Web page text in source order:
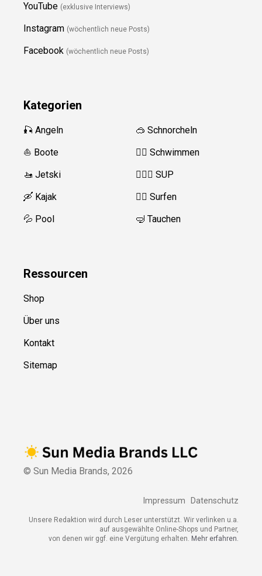
YouTube (exklusive Interviews)
Instagram (wöchentlich neue Posts)
Facebook (wöchentlich neue Posts)
Kategorien
🎣 Angeln
⛵️ Boote
🚤 Jetski
🛶 Kajak
💦 Pool
🥽 Schnorcheln
🏊‍♂️ Schwimmen
🏄‍♀️🛶 SUP
🏄‍♂️ Surfen
🤿 Tauchen
Ressourcen
Shop
Über uns
Kontakt
Sitemap
© Sun Media Brands, 2026
Impressum Datenschutz
Unsere Redaktion wird durch Leser unterstützt. Wir verlinken u.a.
auf ausgewählte Online-Shops und Partner,
von denen wir ggf. eine Vergütung erhalten. Mehr erfahren.